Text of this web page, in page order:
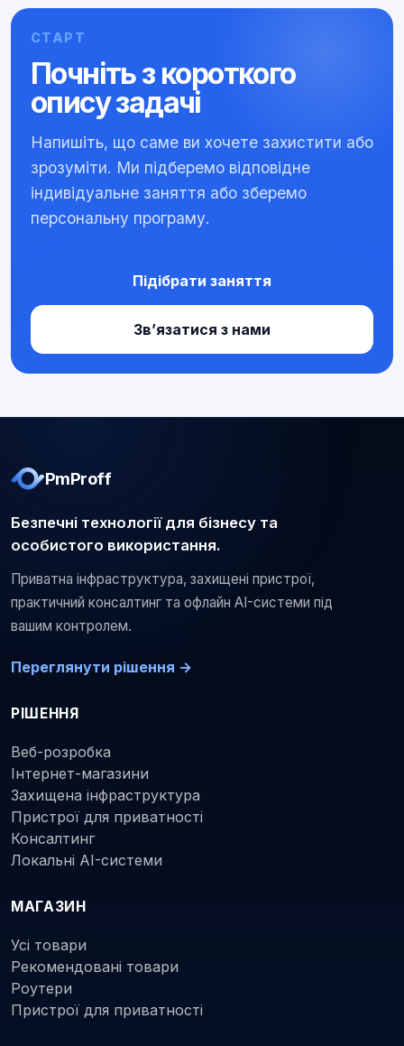
СТАРТ
Почніть з короткого
опису задачі
Напишіть, що саме ви хочете захистити або
зрозуміти. Ми підберемо відповідне
індивідуальне заняття або зберемо
персональну програму.
Підібрати заняття
Зв’язатися з нами
PmProff
Безпечні технології для бізнесу та
особистого використання.
Приватна інфраструктура, захищені пристрої,
практичний консалтинг та офлайн AI-системи під
вашим контролем.
Переглянути рішення →
РІШЕННЯ
Веб-розробка
Інтернет-магазини
Захищена інфраструктура
Пристрої для приватності
Консалтинг
Локальні AI-системи
МАГАЗИН
Усі товари
Рекомендовані товари
Роутери
Пристрої для приватності